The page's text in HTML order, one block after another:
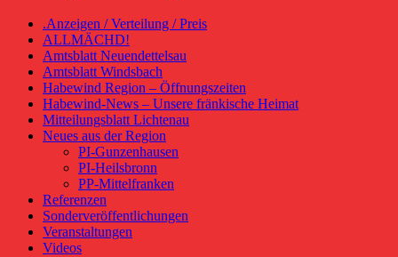
.Anzeigen / Verteilung / Preis
ALLMÄCHD!
Amtsblatt Neuendettelsau
Amtsblatt Windsbach
Habewind Region – Öffnungszeiten
Habewind-News – Unsere fränkische Heimat
Mitteilungsblatt Lichtenau
Neues aus der Region
PI-Gunzenhausen
PI-Heilsbronn
PP-Mittelfranken
Referenzen
Sonderveröffentlichungen
Veranstaltungen
Videos